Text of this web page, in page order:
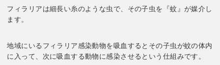
フィラリアは細長い糸のような虫で、その子虫を『蚊』が媒介し
ます。
地域にいるフィラリア感染動物を吸血するとその子虫が蚊の体内
に入って、次に吸血する動物に感染させるという仕組みです。